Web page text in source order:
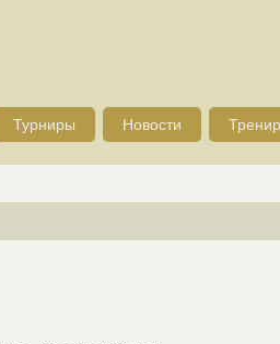
Турниры Новости